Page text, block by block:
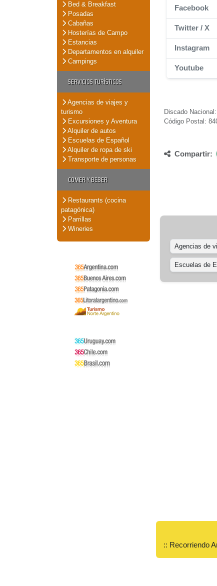
Bed & Breakfast
Posadas
Cabañas
Hosterías de Campo
Estancias
Departamentos en alquiler
Campings
SERVICIOS TURÍSTICOS
Agencias de viajes y
turismo
Excursiones y Aventura
Alquiler de autos
Escuelas de Español
Alquiler de ropa de ski
Transporte de personas
COMER Y BEBER
Restaurants (cocina
patagónica)
Parrillas
Wineries
Facebook
Twitter / X
Instagram
Youtube
Discado
Código Postal:
Compartir:
Agencias de
Escuelas de
:: Recorriendo